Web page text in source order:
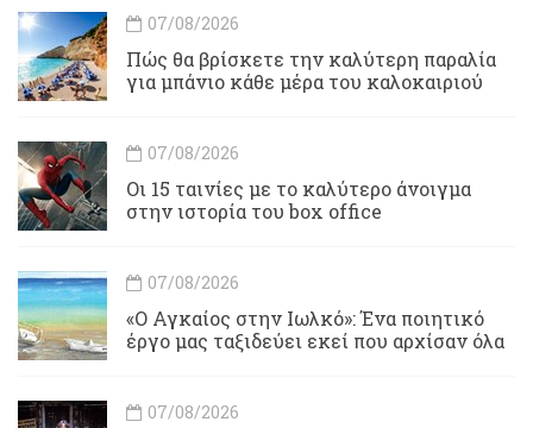
07/08/2026
Πώς θα βρίσκετε την καλύτερη παραλία
για μπάνιο κάθε μέρα του καλοκαιριού
07/08/2026
Οι 15 ταινίες με το καλύτερο άνοιγμα
στην ιστορία του box office
07/08/2026
«Ο Αγκαίος στην Ιωλκό»: Ένα ποιητικό
έργο μας ταξιδεύει εκεί που αρχίσαν όλα
07/08/2026